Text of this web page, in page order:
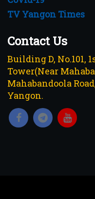
TV Yangon Times
Contact Us
Building D, No.101,
Tower(Near
Mahabandoola
Yangon.